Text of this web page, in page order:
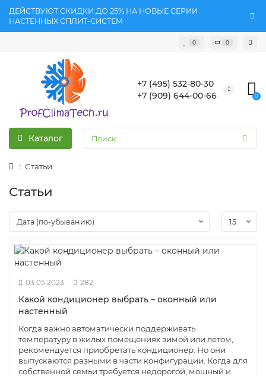
ДЕЙСТВУЮТ СКИДКИ ДО 25% НА НОВЫЕ СЕРИИ
НАСТЕННЫХ СПЛИТ-СИСТЕМ
0 0
+7 (495) 532-80-30
+7 (909) 644-00-66
0
Каталог
Статьи
Статьи
03.05.2023 282
Какой кондиционер выбрать – оконный или
настенный
Когда важно автоматически поддерживать
температуру в жилых помещениях зимой или летом,
рекомендуется приобретать кондиционер. Но они
выпускаются разными в части конфигурации. Когда для
собственной семьи требуется недорогой, мощный и